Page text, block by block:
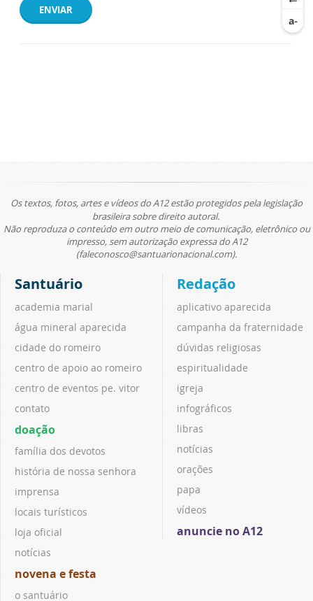
ENVIAR
Os textos, fotos, artes e vídeos do A12 estão protegidos pela legislação
brasileira sobre direito autoral.
Não reproduza o conteúdo em outro meio de comunicação, eletrônico ou
impresso, sem autorização expressa do A12
(faleconosco@santuarionacional.com).
Santuário
academia marial
água mineral aparecida
cidade do romeiro
centro de apoio ao romeiro
centro de eventos pe. vitor
contato
doação
família dos devotos
história de nossa senhora
imprensa
locais turísticos
loja oficial
notícias
novena e festa
o santuário
Redação
aplicativo aparecida
campanha da fraternidade
dúvidas religiosas
espiritualidade
igreja
infográficos
libras
notícias
orações
papa
vídeos
anuncie no A12